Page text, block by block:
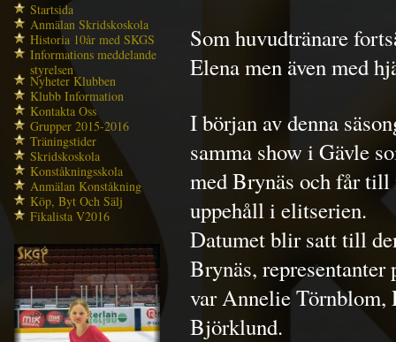
Startsida
Anmälan Skridskoskola
Historia 10år med SKGS
Informations meddelande
styrelsen
Nyheter Klubben
Klubb Information
Kontakta Oss
Grupper 2015-2016
Träningstider
Skridskoskola
Konståkningsskola
Anmälan Konståkning
Köp, Byt Och Sälj
Fikalista V2016
Som huvudtränare
Elena men även med
I början av denna
samma show i Gävle
med Brynäs och får till
uppehåll i elitserien.
Datumet blir satt till
Brynäs,
var Annelie Törnblom,
Björklund.